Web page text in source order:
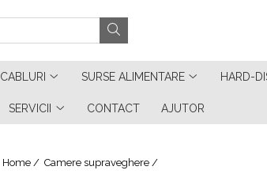
CABLURI SURSE ALIMENTARE HARD-
SERVICII CONTACT AJUTOR
Home / Camere supraveghere /